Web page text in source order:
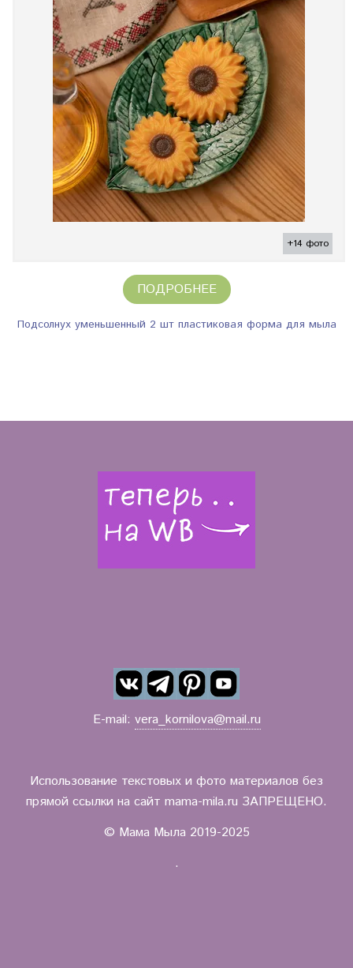
+14 фото
ПОДРОБНЕЕ
Подсолнух уменьшенный 2 шт пластиковая форма для мыла
E-mail: vera_kornilova@mail.ru
Использование текстовых и фото материалов без
прямой ссылки на сайт mama-mila.ru ЗАПРЕЩЕНО.
© Мама Мыла 2019-2025
.